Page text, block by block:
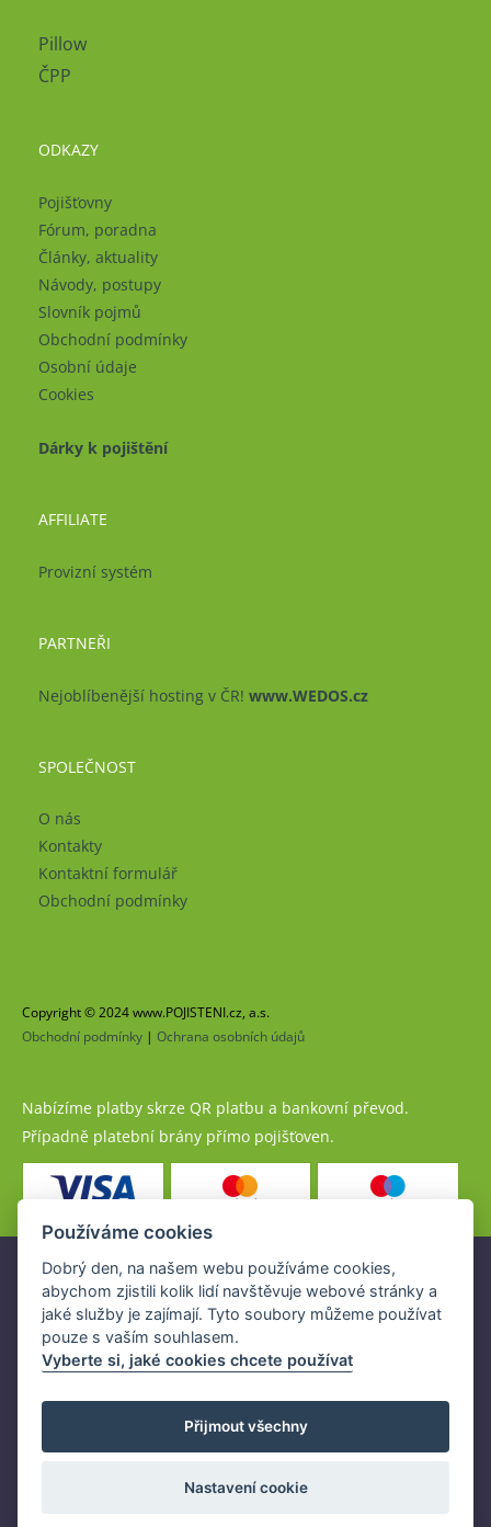
Pillow
ČPP
ODKAZY
Pojišťovny
Fórum, poradna
Články, aktuality
Návody, postupy
Slovník pojmů
Obchodní podmínky
Osobní údaje
Cookies
Dárky k pojištění
AFFILIATE
Provizní systém
PARTNEŘI
Nejoblíbenější hosting v ČR! www.WEDOS.cz
SPOLEČNOST
O nás
Kontakty
Kontaktní formulář
Obchodní podmínky
Copyright © 2024 www.POJISTENI.cz, a.s.
Obchodní podmínky | Ochrana osobních údajů
Nabízíme platby skrze QR platbu a bankovní převod.
Případně platební brány přímo pojišťoven.
Pojistné produkty jsou nabízeny společností
www.POJISTENI.cz, a.s. na základě platné licence České
národní banky (ČNB).
Licence ČNB umožňuje www.POJISTENI.cz, a.s. poskytovat
v ČR.
Používáme cookies
Dobrý den, na našem webu používáme cookies,
abychom zjistili kolik lidí navštěvuje webové stránky a
jaké služby je zajímají. Tyto soubory můžeme používat
pouze s vaším souhlasem.
Vyberte si, jaké cookies chcete používat
Přijmout všechny
Nastavení cookie